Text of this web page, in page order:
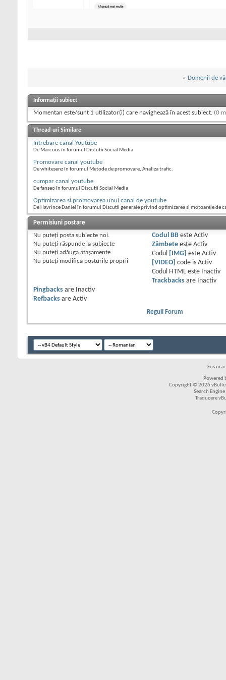
« Domenii de
Informații subiect
Momentan este/sunt 1 utilizator(i) care navighează în acest subiect. (0
Thread-uri Similare
Intrebare canal Youtube
De Marcous în forumul Discutii Social Media
Promovare canal youtube
De whitesenz în forumul Metode de promovare, Analiza trafic.
cumpar canal youtube
De fanseo în forumul Discutii Social Media
Optimizarea si promovarea unui canal de youtube
De Havrince Daniel în forumul Discutii generale privind optimizarea si motoarele de
Permisiuni postare
Nu puteţi posta subiecte noi.
Nu puteţi răspunde la subiecte
Nu puteţi adăuga ataşamente
Nu puteţi modifica posturile proprii
Codul BBeste Activ
Zâmbeteeste Activ
Codul
[IMG] este Activ
[VIDEO]
code is Activ
Codul HTML este
Inactiv
Trackbacksare
Inactiv
Pingbacks are
Inactiv
Refbacks are Activ
Reguli Forum
Fus
Powered
Copyright © 2026
Search
Traducere